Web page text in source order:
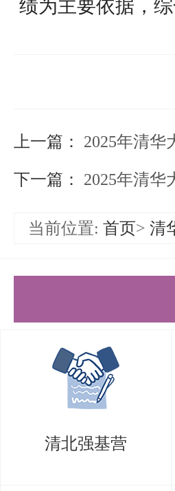
绩为主要依据，
对我院（系）
形式具名向我院
邮政编码：100084
注意事项：
1、资格审查时
（1）香港、澳
份证原件和“港
上一篇： 2025年清华
下一篇： 2025年清华大学
当前位置: 首页> 清
清北强基营